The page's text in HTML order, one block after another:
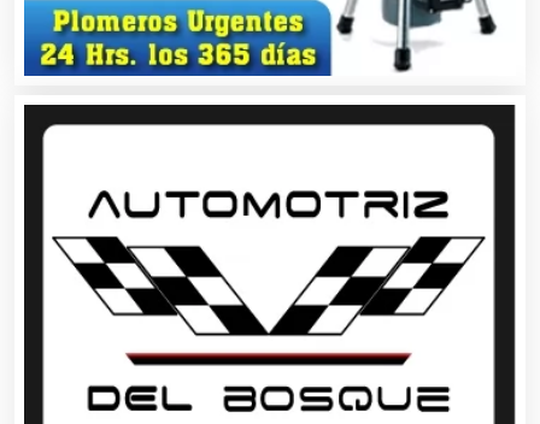
Artículos para Regalos
Artículos Personales
Artículos Publicitarios
Aseguradoras
Asesores Técnicos